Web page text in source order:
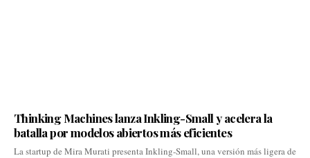
Thinking Machines lanza Inkling-Small y acelera la
batalla por modelos abiertos más eficientes
La startup de Mira Murati presenta Inkling-Small, una versión más ligera de